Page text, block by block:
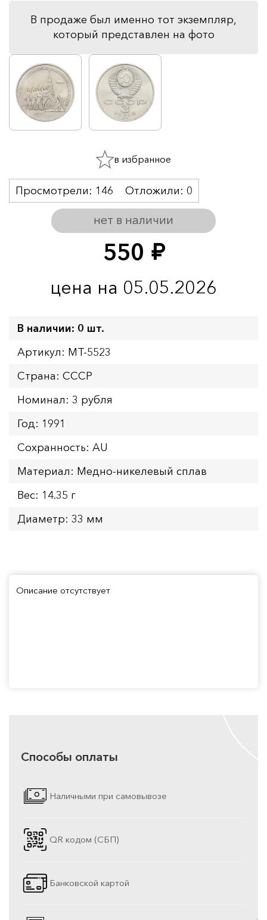
В продаже был именно тот экземпляр,
который представлен на фото
550 руб.
цена на 05.05.2026
нет в наличии
Просмотрели: 146 Отложили: 0
в избранное
В наличии: 0 шт.
Артикул: MT-5523
Страна: СССР
Номинал: 3 рубля
Год: 1991
Сохранность: AU
Материал: Медно-никелевый сплав
Вес: 14.35 г
Диаметр: 33 мм
Описание отсутствует
Способы оплаты
Наличными при самовывозе
QR кодом (СБП)
Банковской картой